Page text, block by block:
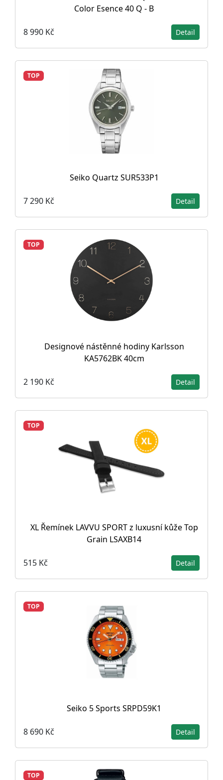
Color Esence 40 Q - B
8 990 Kč Detail
TOP
Seiko Quartz SUR533P1
7 290 Kč Detail
TOP
Designové nástěnné hodiny Karlsson
KA5762BK 40cm
2 190 Kč Detail
TOP
XL Řemínek LAVVU SPORT z luxusní kůže Top
Grain LSAXB14
515 Kč Detail
TOP
Seiko 5 Sports SRPD59K1
8 690 Kč Detail
TOP